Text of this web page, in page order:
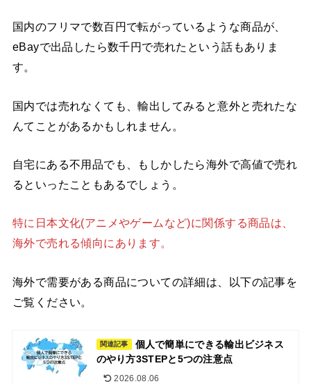
国内のフリマで数百円で転がっているような商品が、
eBayで出品したら数千円で売れたという話もありま
す。
国内では売れなくても、輸出してみると意外と売れたな
んてことがあるかもしれません。
自宅にある不用品でも、もしかしたら海外で高値で売れ
るといったこともあるでしょう。
特に日本文化(アニメやゲームなど)に関係する商品は、
海外で売れる傾向にあります。
海外で需要がある商品についての詳細は、以下の記事を
ご覧ください。
関連記事
個人で簡単にできる輸出ビジネス
のやり方3STEPと5つの注意点
2026.08.06